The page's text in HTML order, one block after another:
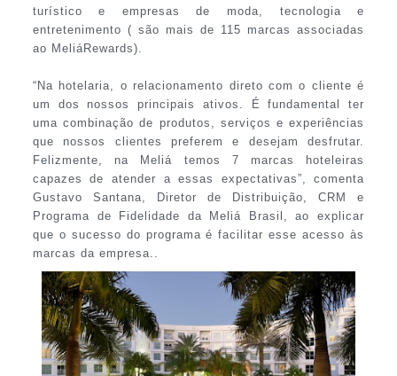
turístico e empresas de moda, tecnologia e
entretenimento ( são mais de 115 marcas associadas
ao MeliáRewards).
“Na hotelaria, o relacionamento direto com o cliente é
um dos nossos principais ativos. É fundamental ter
uma combinação de produtos, serviços e experiências
que nossos clientes preferem e desejam desfrutar.
Felizmente, na Meliá temos 7 marcas hoteleiras
capazes de atender a essas expectativas”, comenta
Gustavo Santana, Diretor de Distribuição, CRM e
Programa de Fidelidade da Meliá Brasil, ao explicar
que o sucesso do programa é facilitar esse acesso às
marcas da empresa..